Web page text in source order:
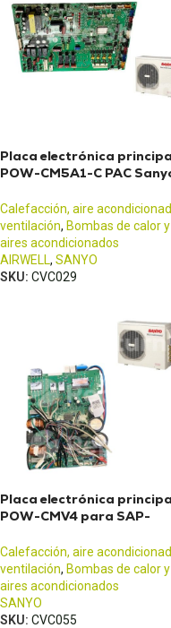
Placa electrónica
POW-CM5A1-C PAC
Calefacción, aire
ventilación, Bombas de calor y
aires acondicionados
AIRWELL, SANYO
SKU: CVC029
Placa electrónica
POW-CMV4 para SAP-
Calefacción, aire
ventilación, Bombas de calor y
aires acondicionados
SANYO
SKU: CVC055